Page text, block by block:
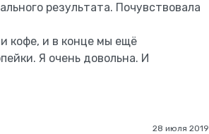
результата. Почувствовала
кофе, и в конце мы ещё
Я очень довольна. И
28 июля 2019